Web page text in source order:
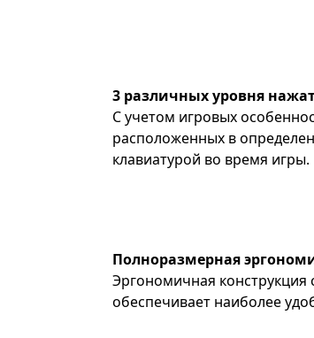
3 различных уровня
С учетом игровых
расположенных в
клавиатурой во время игры.
Полноразмерная
Эргономичная
обеспечивает наиболее